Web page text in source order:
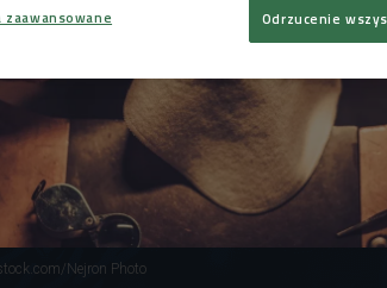
Nejron Photo
Odrzucenie